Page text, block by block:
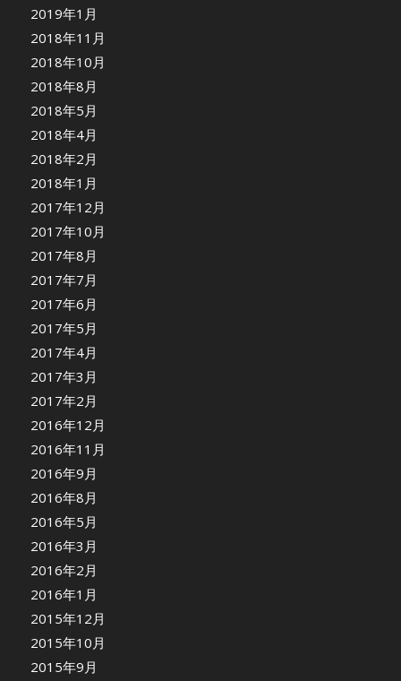
2019年1月
2018年11月
2018年10月
2018年8月
2018年5月
2018年4月
2018年2月
2018年1月
2017年12月
2017年10月
2017年8月
2017年7月
2017年6月
2017年5月
2017年4月
2017年3月
2017年2月
2016年12月
2016年11月
2016年9月
2016年8月
2016年5月
2016年3月
2016年2月
2016年1月
2015年12月
2015年10月
2015年9月